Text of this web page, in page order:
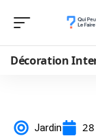
Décoration
Jardin